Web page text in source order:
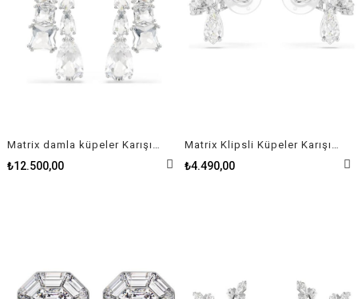
Matrix damla küpeler Karışık kesimler, Beyaz, Rodyum kaplama
₺12.500,00
Matrix Klipsli Küpeler Karışık kesimler, Beyaz, Rodyum kaplama
₺4.490,00